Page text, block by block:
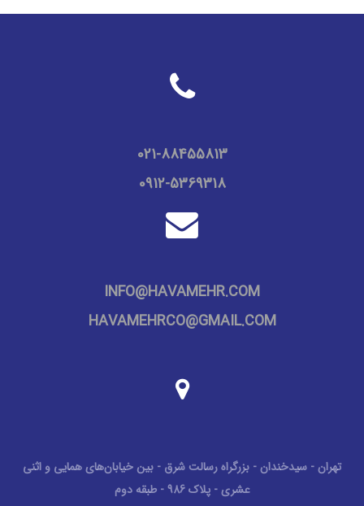
021-88455813
0912-5369318
INFO@HAVAMEHR.COM
HAVAMEHRCO@GMAIL.COM
تهران - سیدخندان - بزرگراه رسالت شرق - بین خیابان‌های همایی و اثنی
عشری - پلاک 986 - طبقه دوم